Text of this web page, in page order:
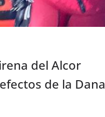
del Alcor
de la Dana